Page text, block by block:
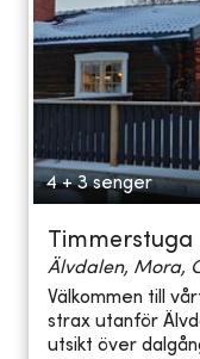
4 + 3 senger
Älvdalen, Mora,
Välkommen till
strax utanför
utsikt över